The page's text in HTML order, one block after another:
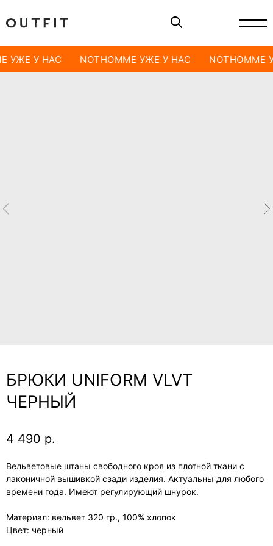
УЖЕ У НАС NOTHOMME УЖЕ У НАС
БРЮКИ UNIFORM VLVT
ЧЕРНЫЙ
4 490 р.
Вельветовые штаны свободного кроя из плотной ткани с
лаконичной вышивкой сзади изделия. Актуальны для любого
времени года. Имеют регулирующий шнурок.
Материал: вельвет 320 гр., 100% хлопок
Цвет: черный